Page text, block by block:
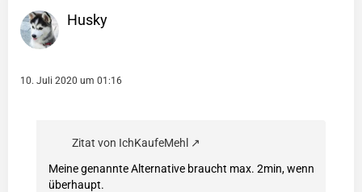
Husky
10. Juli 2020 um 01:16
Zitat von IchKaufeMehl
Meine genannte Alternative braucht max. 2min, wenn
überhaupt.